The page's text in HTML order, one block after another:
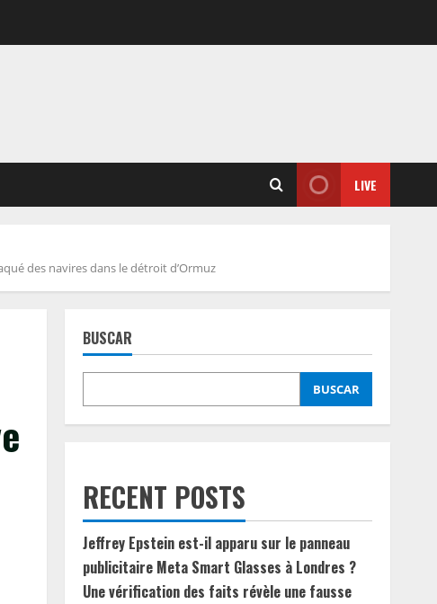
LIVE
des navires dans le détroit d’Ormuz
BUSCAR
BUSCAR
RECENT POSTS
Jeffrey Epstein est-il apparu sur le panneau
publicitaire Meta Smart Glasses à Londres ?
Une vérification des faits révèle une fausse